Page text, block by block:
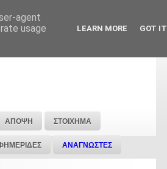
ΑΠΟΨΗ ΣΤΟΙΧΗΜΑ
ΑΝΑΓΝΩΣΤΕΣ
agent
usage
LEARN MORE GOT IT